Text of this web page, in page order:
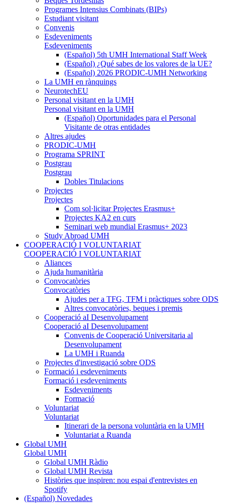
Programes Intensius Combinats (BIPs)
Estudiant visitant
Convenis
Esdeveniments
Esdeveniments
(Español) 5th UMH International Staff Week
(Español) ¿Qué sabes de los valores de la UE?
(Español) 2026 PRODIC-UMH Networking
La UMH en rànquings
NeurotechEU
Personal visitant en la UMH
Personal visitant en la UMH
(Español) Oportunidades para el Personal
Visitante de otras entidades
Altres ajudes
PRODIC-UMH
Programa SPRINT
Postgrau
Postgrau
Dobles Titulacions
Projectes
Projectes
Com sol·licitar Projectes Erasmus+
Projectes KA2 en curs
Seminari web mundial Erasmus+ 2023
Study Abroad UMH
COOPERACIÓ I VOLUNTARIAT
COOPERACIÓ I VOLUNTARIAT
Aliances
Ajuda humanitària
Convocatòries
Convocatòries
Ajudes per a TFG, TFM i pràctiques sobre ODS
Altres convocatòries, beques i premis
Cooperació aI Desenvolupament
Cooperació aI Desenvolupament
Convenis de Cooperació Universitaria al
Desenvolupament
La UMH i Ruanda
Projectes d'investigació sobre ODS
Formació i esdeveniments
Formació i esdeveniments
Esdeveniments
Formació
Voluntariat
Voluntariat
Itinerari de la persona voluntària en la UMH
Voluntariat a Ruanda
Global UMH
Global UMH
Global UMH Ràdio
Global UMH Revista
Històries que inspiren: nou espai d'entrevistes en
Spotify
(Español) Novedades